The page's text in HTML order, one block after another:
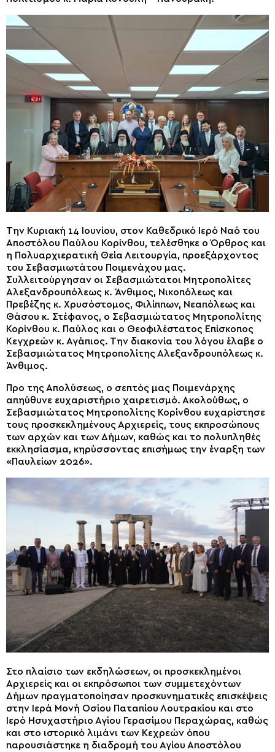
Την Κυριακή 14 Ιουνίου, στον Καθεδρικό Ιερό Ναό του
Αποστόλου Παύλου Κορίνθου, τελέσθηκε ο Όρθρος και
η Πολυαρχιερατική Θεία Λειτουργία, προεξάρχοντος
του Σεβασμιωτάτου Ποιμενάχου μας.
Συλλειτούργησαν οι Σεβασμιώτατοι Μητροπολίτες
Αλεξανδρουπόλεως κ. Άνθιμος, Νικοπόλεως και
Πρεβέζης κ. Χρυσόστομος, Φιλίππων, Νεαπόλεως και
Θάσου κ. Στέφανος, ο Σεβασμιώτατος Μητροπολίτης
Κορίνθου κ. Παύλος και ο Θεοφιλέστατος Επίσκοπος
Κεγχρεών κ. Αγάπιος. Την διακονία του λόγου έλαβε ο
Σεβασμιώτατος Μητροπολίτης Αλεξανδρουπόλεως κ.
Άνθιμος.
Προ της Απολύσεως, ο σεπτός μας Ποιμενάρχης
απηύθυνε ευχαριστήριο χαιρετισμό. Ακολούθως, ο
Σεβασμιώτατος Μητροπολίτης Κορίνθου ευχαρίστησε
τους προσκεκλημένους Αρχιερείς, τους εκπροσώπους
των αρχών και των Δήμων, καθώς και το πολυπληθές
εκκλησίασμα, κηρύσσοντας επισήμως την έναρξη των
«Παυλείων 2026».
Στο πλαίσιο των εκδηλώσεων, οι προσκεκλημένοι
Αρχιερείς και οι εκπρόσωποι των συμμετεχόντων
Δήμων πραγματοποίησαν προσκυνηματικές επισκέψεις
στην Ιερά Μονή Οσίου Παταπίου Λουτρακίου και στο
Ιερό Ησυχαστήριο Αγίου Γερασίμου Περαχώρας, καθώς
και στο ιστορικό λιμάνι των Κεχρεών όπου
παρουσιάστηκε η διαδρομή του Αγίου Αποστόλου